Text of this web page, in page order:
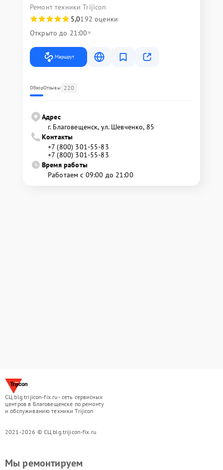
Ремонт техники Trijicon
5,0192 оценки
Открыто до 21:00
Маршрут
ОбзорОтзывы 220
Адрес
г. Благовещенск, ул. Шевченко, 85
Контакты
+7 (800) 301-55-83
+7 (800) 301-55-83
Время работы
Работаем с 09:00 до 21:00
СЦ blg.trijicon-fix.ru - сеть сервисных
центров в Благовещенске по ремонту
и обслуживанию техники Trijicon
2021-2026 © СЦ blg.trijicon-fix.ru
Мы ремонтируем